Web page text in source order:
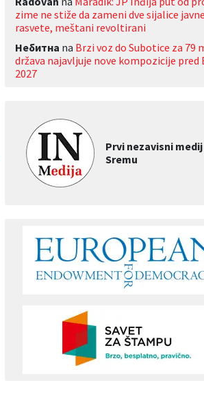
zime ne stiže da zameni dve sijalice javne
rasvete, meštani revoltirani
Небитна na Brzi voz do Subotice za 79
država najavljuje nove kompozicije pred
2027
Prvi nezavisni medij
Sremu